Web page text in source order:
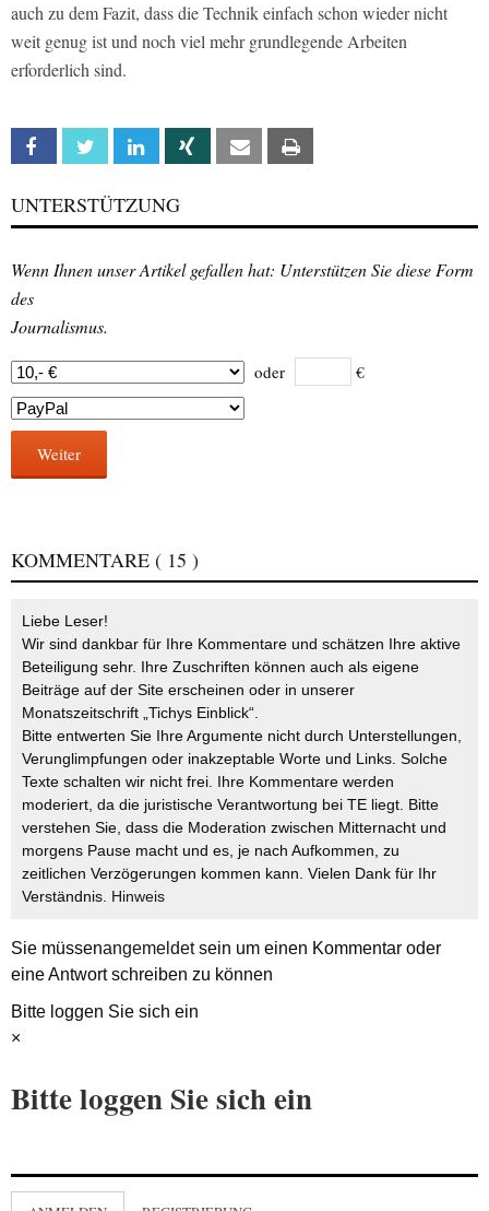
auch zu dem Fazit, dass die Technik einfach schon wieder nicht
weit genug ist und noch viel mehr grundlegende Arbeiten
erforderlich sind.
Facebook Twitter Linkedin Xing Email
UNTERSTÜTZUNG
Wenn Ihnen unser Artikel gefallen hat: Unterstützen Sie diese Form
des
Journalismus.
oder €
Weiter
KOMMENTARE ( 15 )
Liebe Leser!
Wir sind dankbar für Ihre Kommentare und schätzen Ihre aktive
Beteiligung sehr. Ihre Zuschriften können auch als eigene
Beiträge auf der Site erscheinen oder in unserer
Monatszeitschrift „Tichys Einblick“.
Bitte entwerten Sie Ihre Argumente nicht durch Unterstellungen,
Verunglimpfungen oder inakzeptable Worte und Links. Solche
Texte schalten wir nicht frei. Ihre Kommentare werden
moderiert, da die juristische Verantwortung bei TE liegt. Bitte
verstehen Sie, dass die Moderation zwischen Mitternacht und
morgens Pause macht und es, je nach Aufkommen, zu
zeitlichen Verzögerungen kommen kann. Vielen Dank für Ihr
Verständnis. Hinweis
Sie müssenangemeldetsein um einen Kommentar oder
eine Antwort schreiben zu können
Bitte loggen Sie sich ein
×
Bitte loggen Sie sich ein